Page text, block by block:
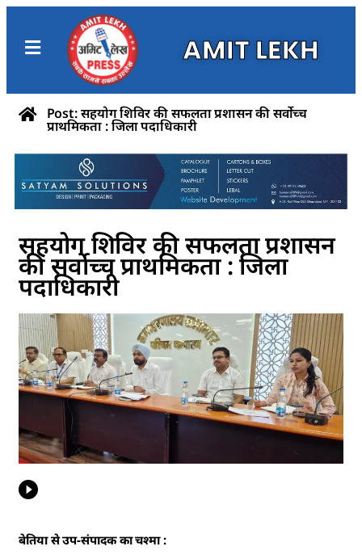
AMIT LEKH
Post: सहयोग शिविर की सफलता प्रशासन की सर्वोच्च
प्राथमिकता : जिला पदाधिकारी
सहयोग शिविर की सफलता प्रशासन
की सर्वोच्च प्राथमिकता : जिला
पदाधिकारी
बेतिया से उप-संपादक का चश्मा :